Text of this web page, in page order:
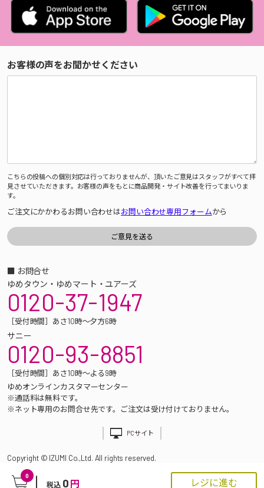
0
税込 0 円 レジに進む
お客様の声をお聞かせください
こちらの投稿への個別対応は行っておりませんが、頂いたご意見はスタッフがすべて拝
見させていただきます。お客様の声をもとに商品開発・サイト改善を行ってまいりま
す。
ご注文にかかわるお問い合わせはお問い合わせ専用フォームから
■ お問合せ
ゆめタウン・ゆめマート・ユアーズ
0120-37-1947
［受付時間］あさ10時～夕方6時
サニー
0120-93-8851
［受付時間］あさ10時～よる9時
ゆめオンラインカスタマーセンター
※通話料は無料です。
※ネット専用のお問合せ先です。ご注文は受け付けておりません。
PCサイト
Copyright © IZUMI Co.,Ltd. All rights reserved.